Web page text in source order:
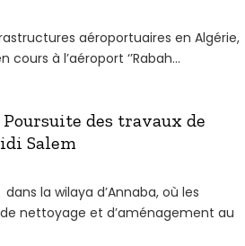
aéroportuaires en Algérie,
à l’aéroport ‘’Rabah...
des travaux de
Salem
la wilaya d’Annaba, où les
nettoyage et d’aménagement au